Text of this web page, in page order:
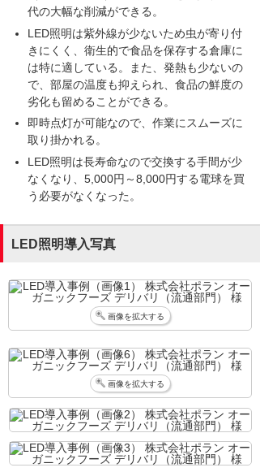
代の大幅な削減ができる。
LED照明は紫外線が少ないため虫が寄り付
きにくく、衛生的で食品を保存する倉庫に
は特に適している。また、発熱も少ないの
で、部屋の温度も抑えられ、食品の鮮度の
劣化も留めることができる。
即時点灯が可能なので、作業にスムーズに
取り掛かれる。
LED照明は長寿命なので交換する手間が少
なくなり、5,000円～8,000円する電球を買
う必要がなくなった。
LED照明導入写真
画像を拡大する
画像を拡大する